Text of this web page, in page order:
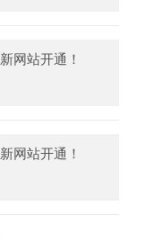
网站开通！
网站开通！